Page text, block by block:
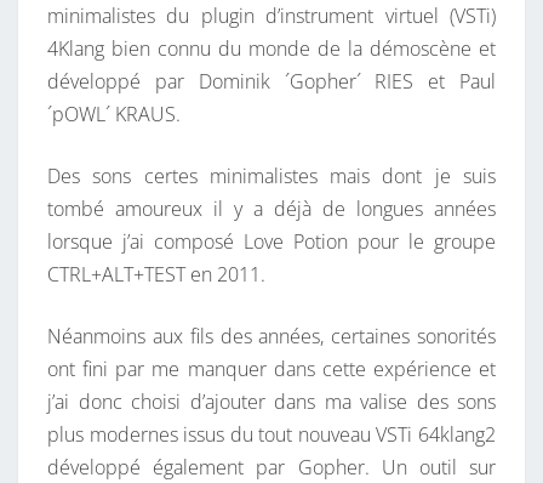
minimalistes du plugin d’instrument virtuel (VSTi)
4Klang bien connu du monde de la démoscène et
développé par Dominik ´Gopher´ RIES et Paul
´pOWL´ KRAUS.
Des sons certes minimalistes mais dont je suis
tombé amoureux il y a déjà de longues années
lorsque j’ai composé Love Potion pour le groupe
CTRL+ALT+TEST en 2011.
Néanmoins aux fils des années, certaines sonorités
ont fini par me manquer dans cette expérience et
j’ai donc choisi d’ajouter dans ma valise des sons
plus modernes issus du tout nouveau VSTi 64klang2
développé également par Gopher. Un outil sur